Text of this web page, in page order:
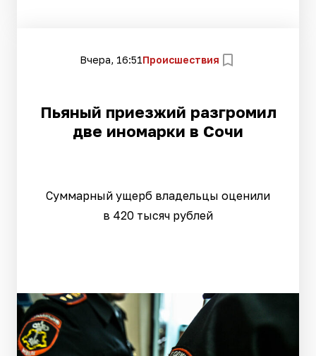
Вчера, 16:51Происшествия
Пьяный приезжий разгромил
две иномарки в Сочи
Суммарный ущерб владельцы оценили
в 420 тысяч рублей